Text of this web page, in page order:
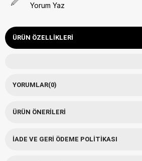
Yorum Yaz
ÜRÜN ÖZELLIKLERI
YORUMLAR(0)
ÜRÜN ÖNERILERI
İADE VE GERI ÖDEME POLITIKASI